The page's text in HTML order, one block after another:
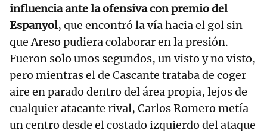
influencia ante la ofensiva con premio del
Espanyol, que encontró la vía hacia el gol sin
que Areso pudiera colaborar en la presión.
Fueron solo unos segundos, un visto y no visto,
pero mientras el de Cascante trataba de coger
aire en parado dentro del área propia, lejos de
cualquier atacante rival, Carlos Romero metía
un centro desde el costado izquierdo del ataque